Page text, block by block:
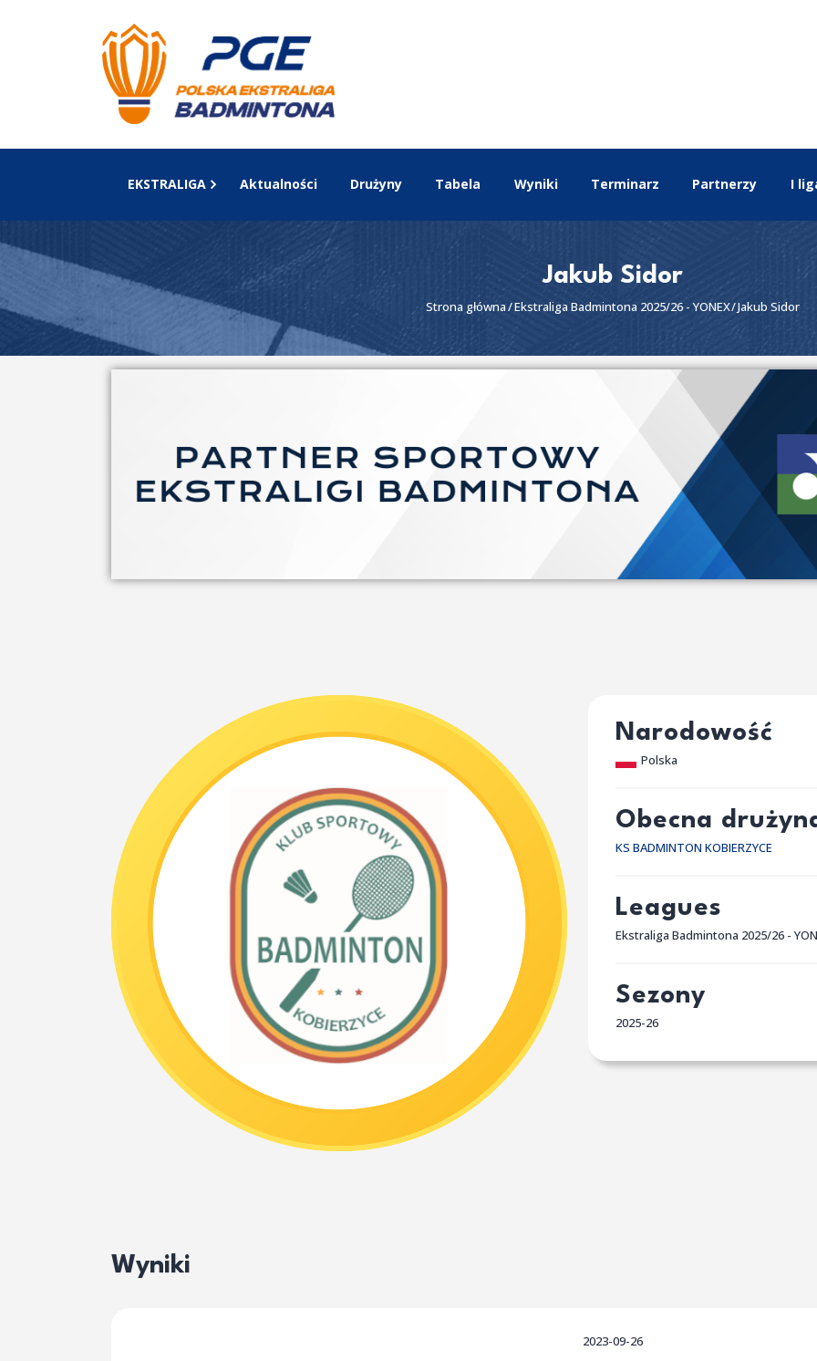
EKSTRALIGA Aktualności Drużyny Tabela Wyniki Terminarz Partnerzy I
Jakub Sidor
Strona główna Ekstraliga Badmintona 2025/26 - YONEX Jakub Sidor
Narodowość
Polska
Obecna
KS BADMINTON KOBIERZYCE
Leagues
Ekstraliga Badmintona 2025/26 -
Sezony
2025-26
Wyniki
2023-09-26